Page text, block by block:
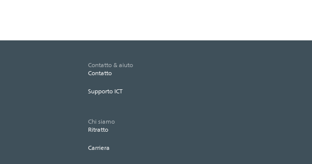
Contatto & aiuto
Contatto
Supporto ICT
Chi siamo
Ritratto
Carriera